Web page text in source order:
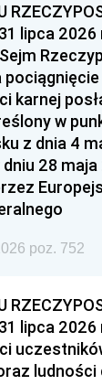
lipca 2026
karnej
w
z dnia 4
28 maja
poz. 752
lipca 2026
ludności